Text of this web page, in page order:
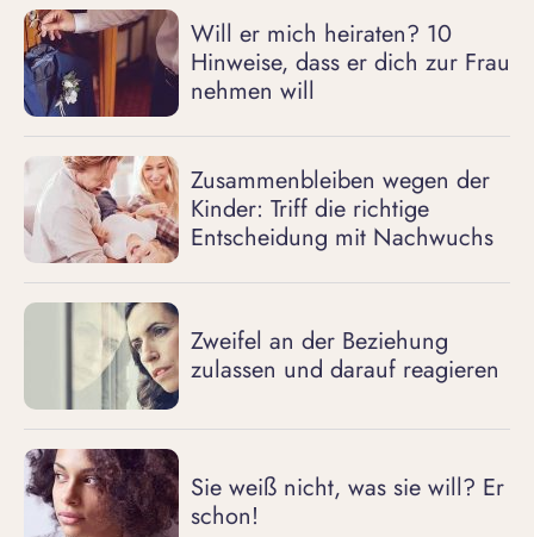
Will er mich heiraten? 10
Hinweise, dass er dich zur Frau
nehmen will
Zusammenbleiben wegen der
Kinder: Triff die richtige
Entscheidung mit Nachwuchs
Zweifel an der Beziehung
zulassen und darauf reagieren
Sie weiß nicht, was sie will? Er
schon!